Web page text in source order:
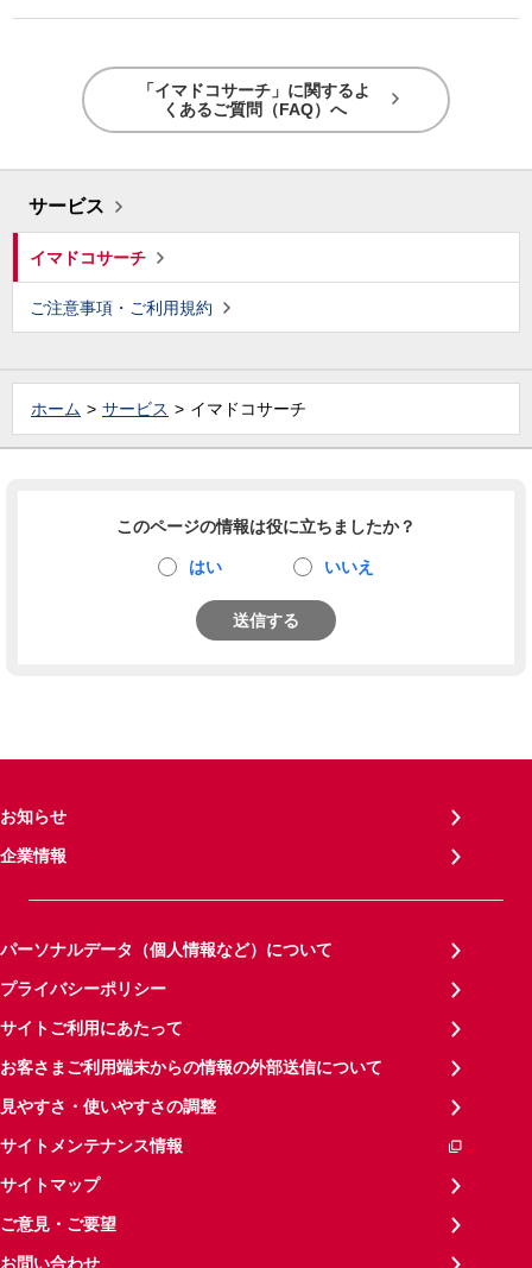
「イマドコサーチ」に関するよ
くあるご質問（FAQ）へ
サービス
イマドコサーチ
ご注意事項・ご利用規約
ホーム サービス イマドコサーチ
このページの情報は役に立ちましたか？
はい いいえ
送信する
お知らせ
企業情報
パーソナルデータ（個人情報など）について
プライバシーポリシー
サイトご利用にあたって
お客さまご利用端末からの情報の外部送信について
見やすさ・使いやすさの調整
サイトメンテナンス情報
サイトマップ
ご意見・ご要望
お問い合わせ